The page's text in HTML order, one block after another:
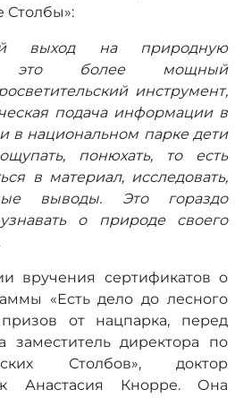
Столбы»:
выход на природную
это более мощный
инструмент,
подача информации в
в национальном парке дети
понюхать, то есть
в материал, исследовать,
выводы. Это гораздо
о природе своего
вручения сертификатов о
«Есть дело до лесного
от нацпарка, перед
заместитель директора по
Столбов», доктор
Анастасия Кнорре. Она